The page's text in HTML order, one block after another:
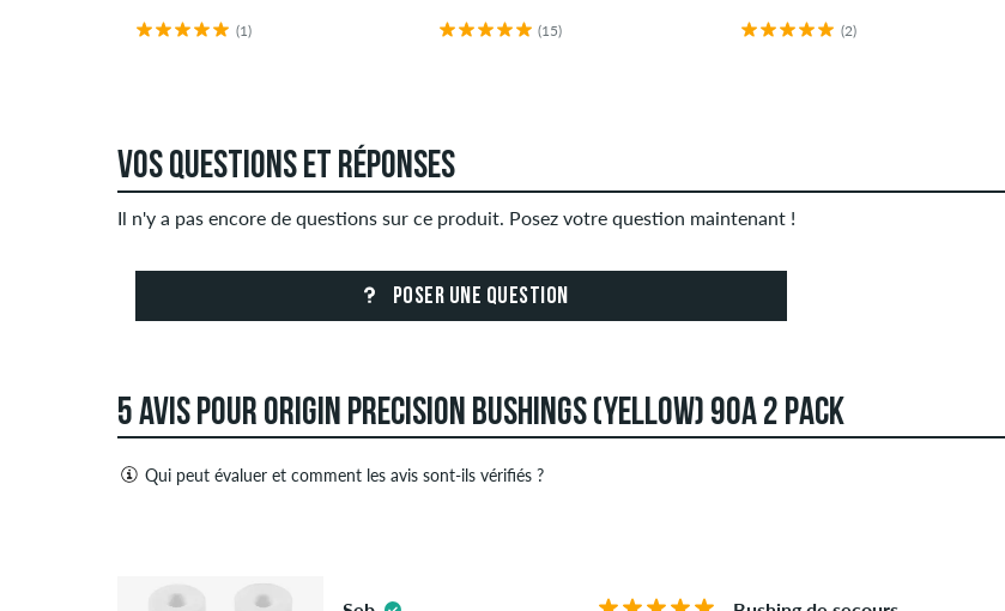
(1) (15) (2)
VOS QUESTIONS ET RÉPONSES
Il n'y a pas encore de questions sur ce produit. Posez votre question maintenant !
POSER UNE QUESTION
5 AVIS POUR ORIGIN PRECISION BUSHINGS (YELLOW) 90A 2 PACK
Qui peut évaluer et comment les avis sont-ils vérifiés ?
et négatives. Les avis avec un contenu insultant ou obscène et les avis qui violent la loi applicable ou les
4.5